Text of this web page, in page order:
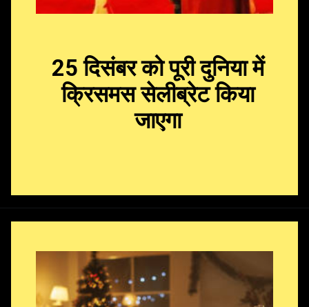
25 दिसंबर को पूरी दुनिया में
क्रिसमस सेलीब्रेट किया
जाएगा